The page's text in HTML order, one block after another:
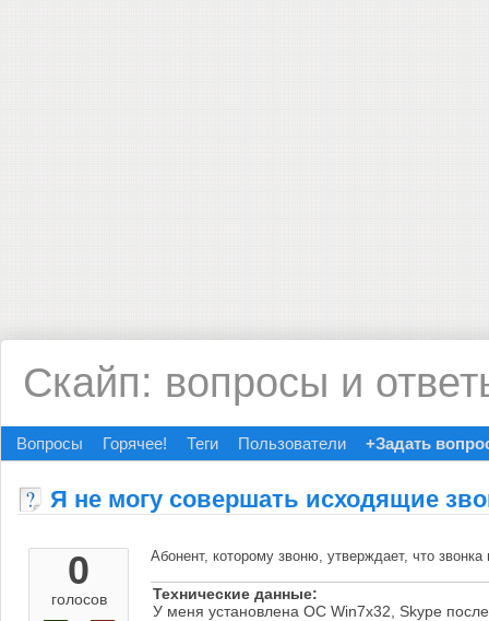
Скайп: вопросы и
Вопросы Горячее! Теги Пользователи +Задать
Я не могу совершать исходящие
0
голосов
Абонент, которому звоню, утверждает, что
Технические данные:
У меня установлена ОС Win7х32, Skype